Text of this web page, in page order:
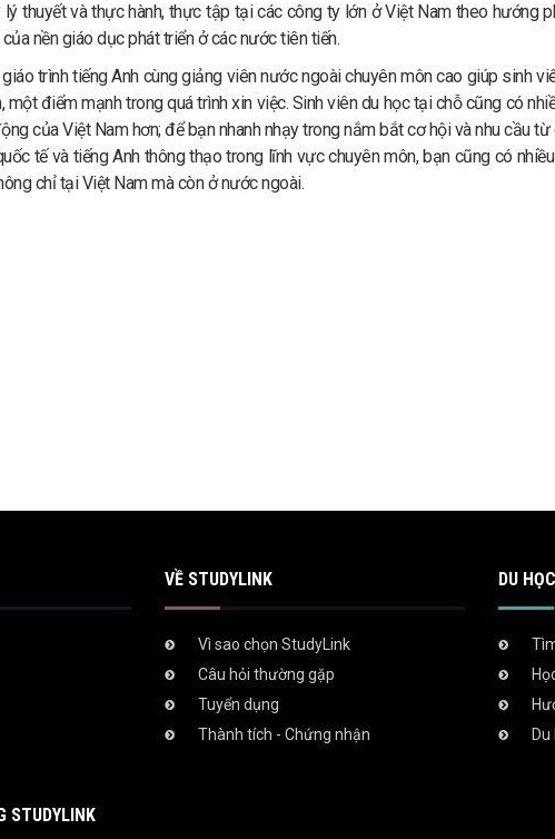
thuyết và thực hành, thực tập tại các công ty lớn ở Việt Nam theo hướng
nền giáo dục phát triển ở các nước tiên tiến.
trình tiếng Anh cùng giảng viên nước ngoài chuyên môn cao giúp sinh
một điểm mạnh trong quá trình xin việc. Sinh viên du học tại chỗ cũng có
của Việt Nam hơn; để bạn nhanh nhạy trong nắm bắt cơ hội và nhu cầu
tế và tiếng Anh thông thạo trong lĩnh vực chuyên môn, bạn cũng có
chỉ tại Việt Nam mà còn ở nước ngoài.
VỀ STUDYLINK
Vì sao chọn StudyLink
Câu hỏi thường gặp
Tuyển dụng
Thành tích - Chứng nhận
DU HỌC
STUDYLINK